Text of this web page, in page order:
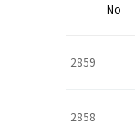
No
2859
2858